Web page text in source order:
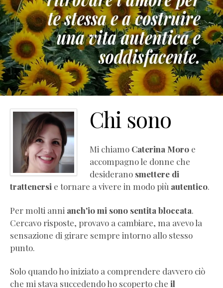
Chi sono
Mi chiamo Caterina Moroe
accompagno le donne che
desiderano smettere di
trattenersi e tornare a vivere in modo più autentico.
Per molti anni anch'io mi sono sentita bloccata.
Cercavo risposte, provavo a cambiare, ma avevo la
sensazione di girare sempre intorno allo stesso
punto.
Solo quando ho iniziato a comprendere davvero ciò
che mi stava succedendo ho scoperto che il